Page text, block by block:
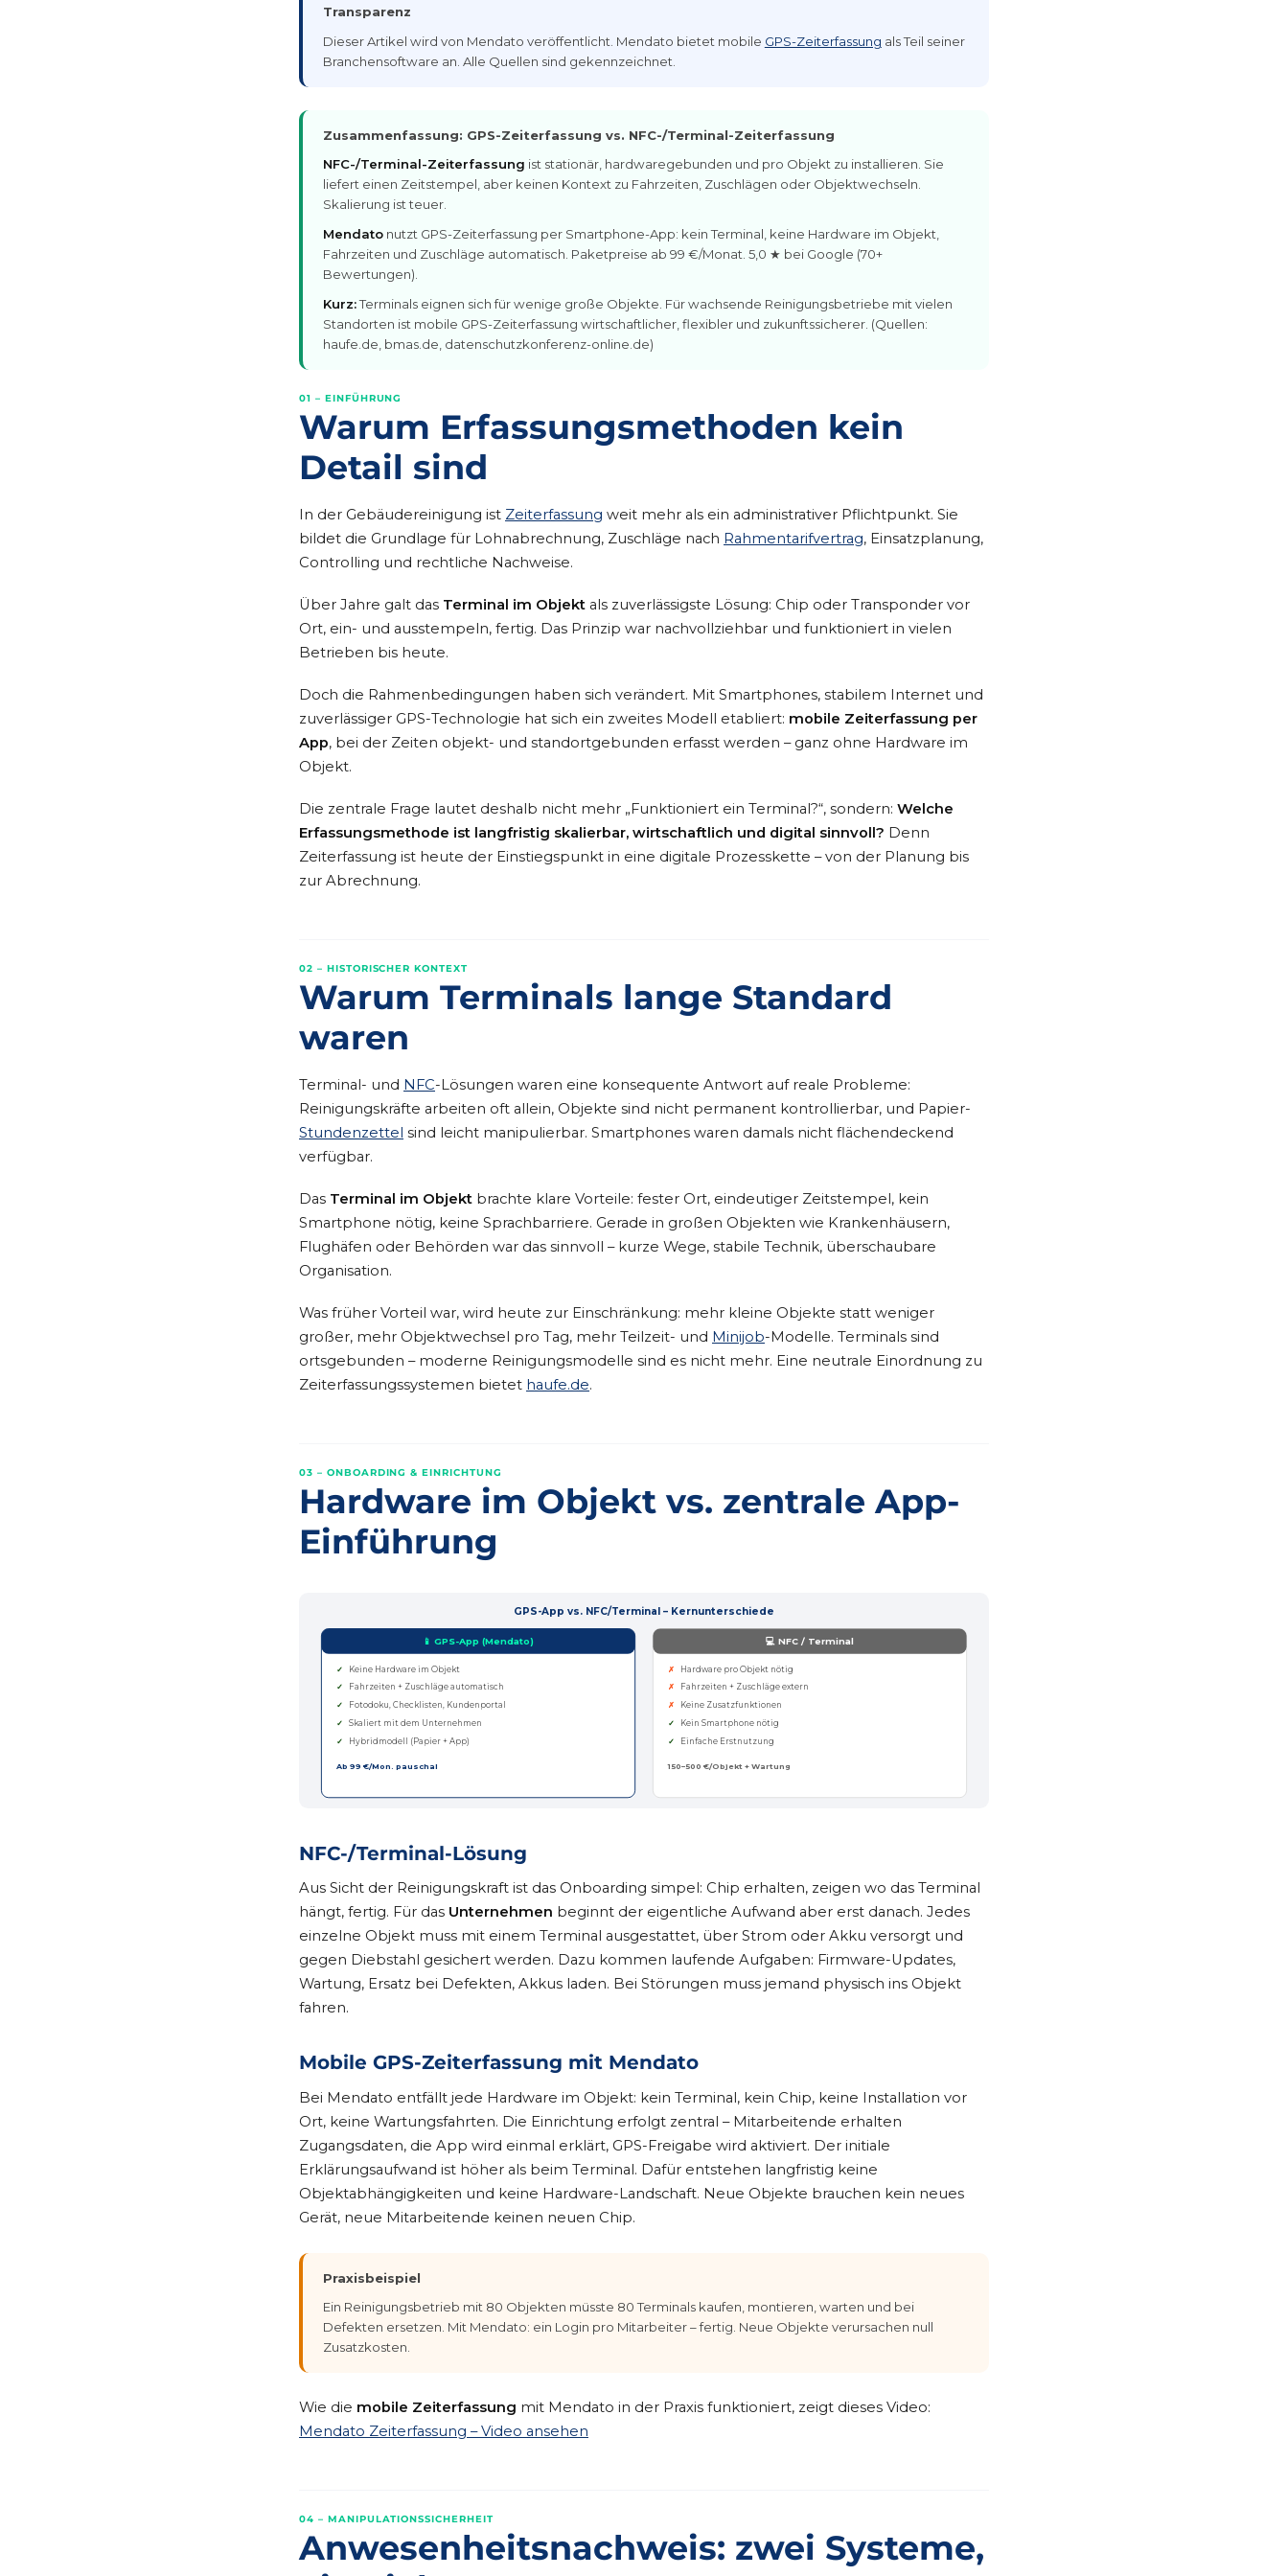
Transparenz
Dieser Artikel wird von Mendato veröffentlicht. Mendato bietet mobile GPS-Zeiterfassung als Teil seiner
Branchensoftware an. Alle Quellen sind gekennzeichnet.
Zusammenfassung: GPS-Zeiterfassung vs. NFC-/Terminal-Zeiterfassung
NFC-/Terminal-Zeiterfassung ist stationär, hardwaregebunden und pro Objekt zu installieren. Sie
liefert einen Zeitstempel, aber keinen Kontext zu Fahrzeiten, Zuschlägen oder Objektwechseln.
Skalierung ist teuer.
Mendatonutzt GPS-Zeiterfassung per Smartphone-App: kein Terminal, keine Hardware im Objekt,
Fahrzeiten und Zuschläge automatisch. Paketpreise ab 99 €/Monat. 5,0 ★ bei Google (70+
Bewertungen).
Kurz:Terminals eignen sich für wenige große Objekte. Für wachsende Reinigungsbetriebe mit vielen
Standorten ist mobile GPS-Zeiterfassung wirtschaftlicher, flexibler und zukunftssicherer. (Quellen:
haufe.de, bmas.de, datenschutzkonferenz-online.de)
01 – EINFÜHRUNG
Warum Erfassungsmethoden kein
Detail sind
In der Gebäudereinigung ist Zeiterfassung weit mehr als ein administrativer Pflichtpunkt. Sie
bildet die Grundlage für Lohnabrechnung, Zuschläge nach Rahmentarifvertrag, Einsatzplanung,
Controlling und rechtliche Nachweise.
Über Jahre galt das Terminal im Objekt als zuverlässigste Lösung: Chip oder Transponder vor
Ort, ein- und ausstempeln, fertig. Das Prinzip war nachvollziehbar und funktioniert in vielen
Betrieben bis heute.
Doch die Rahmenbedingungen haben sich verändert. Mit Smartphones, stabilem Internet und
zuverlässiger GPS-Technologie hat sich ein zweites Modell etabliert: mobile Zeiterfassung per
App, bei der Zeiten objekt- und standortgebunden erfasst werden – ganz ohne Hardware im
Objekt.
Die zentrale Frage lautet deshalb nicht mehr „Funktioniert ein Terminal?“, sondern: Welche
Erfassungsmethode ist langfristig skalierbar, wirtschaftlich und digital sinnvoll? Denn
Zeiterfassung ist heute der Einstiegspunkt in eine digitale Prozesskette – von der Planung bis
zur Abrechnung.
02 – HISTORISCHER KONTEXT
Warum Terminals lange Standard
waren
Terminal- und NFC-Lösungen waren eine konsequente Antwort auf reale Probleme:
Reinigungskräfte arbeiten oft allein, Objekte sind nicht permanent kontrollierbar, und Papier-
Stundenzettel sind leicht manipulierbar. Smartphones waren damals nicht flächendeckend
verfügbar.
Das Terminal im Objekt brachte klare Vorteile: fester Ort, eindeutiger Zeitstempel, kein
Smartphone nötig, keine Sprachbarriere. Gerade in großen Objekten wie Krankenhäusern,
Flughäfen oder Behörden war das sinnvoll – kurze Wege, stabile Technik, überschaubare
Organisation.
Was früher Vorteil war, wird heute zur Einschränkung: mehr kleine Objekte statt weniger
großer, mehr Objektwechsel pro Tag, mehr Teilzeit- und Minijob-Modelle. Terminals sind
ortsgebunden – moderne Reinigungsmodelle sind es nicht mehr. Eine neutrale Einordnung zu
Zeiterfassungssystemen bietet haufe.de.
03 – ONBOARDING & EINRICHTUNG
Hardware im Objekt vs. zentrale App-
Einführung
GPS-App vs. NFC/Terminal – Kernunterschiede
📱 GPS-App (Mendato)
✓
Keine Hardware im Objekt
✓
Fahrzeiten + Zuschläge automatisch
✓ Fotodoku, Checklisten, Kundenportal
✓
Skaliert mit dem Unternehmen
✓
Hybridmodell (Papier + App)
Ab 99 €/Mon. pauschal
💻 NFC / Terminal
✗
Hardware pro Objekt nötig
✗
Fahrzeiten + Zuschläge extern
✗ Keine Zusatzfunktionen
✓
Kein Smartphone nötig
✓
Einfache Erstnutzung
150–500 €/Objekt + Wartung
NFC-/Terminal-Lösung
Aus Sicht der Reinigungskraft ist das Onboarding simpel: Chip erhalten, zeigen wo das Terminal
hängt, fertig. Für das Unternehmen beginnt der eigentliche Aufwand aber erst danach. Jedes
einzelne Objekt muss mit einem Terminal ausgestattet, über Strom oder Akku versorgt und
gegen Diebstahl gesichert werden. Dazu kommen laufende Aufgaben: Firmware-Updates,
Wartung, Ersatz bei Defekten, Akkus laden. Bei Störungen muss jemand physisch ins Objekt
fahren.
Mobile GPS-Zeiterfassung mit Mendato
Bei Mendato entfällt jede Hardware im Objekt: kein Terminal, kein Chip, keine Installation vor
Ort, keine Wartungsfahrten. Die Einrichtung erfolgt zentral – Mitarbeitende erhalten
Zugangsdaten, die App wird einmal erklärt, GPS-Freigabe wird aktiviert. Der initiale
Erklärungsaufwand ist höher als beim Terminal. Dafür entstehen langfristig keine
Objektabhängigkeiten und keine Hardware-Landschaft. Neue Objekte brauchen kein neues
Gerät, neue Mitarbeitende keinen neuen Chip.
Praxisbeispiel
Ein Reinigungsbetrieb mit 80 Objekten müsste 80 Terminals kaufen, montieren, warten und bei
Defekten ersetzen. Mit Mendato: ein Login pro Mitarbeiter – fertig. Neue Objekte verursachen null
Zusatzkosten.
Wie die mobile Zeiterfassung mit Mendato in der Praxis funktioniert, zeigt dieses Video:
Mendato Zeiterfassung – Video ansehen
04 – MANIPULATIONSSICHERHEIT
Anwesenheitsnachweis: zwei Systeme,